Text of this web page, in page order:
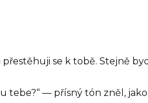
přestěhuji se k tobě. Stejně
tebe?“ — přísný tón zněl,